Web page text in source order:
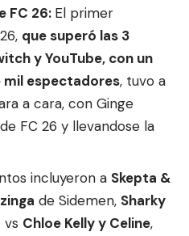
FC 26: El primer
que superó las 3
y YouTube, con un
mil espectadores, tuvo a
a cara, con Ginge
FC 26 y llevandose la
incluyeron a Skepta &
de Sidemen, Sharky
vs Chloe Kelly y Celine,